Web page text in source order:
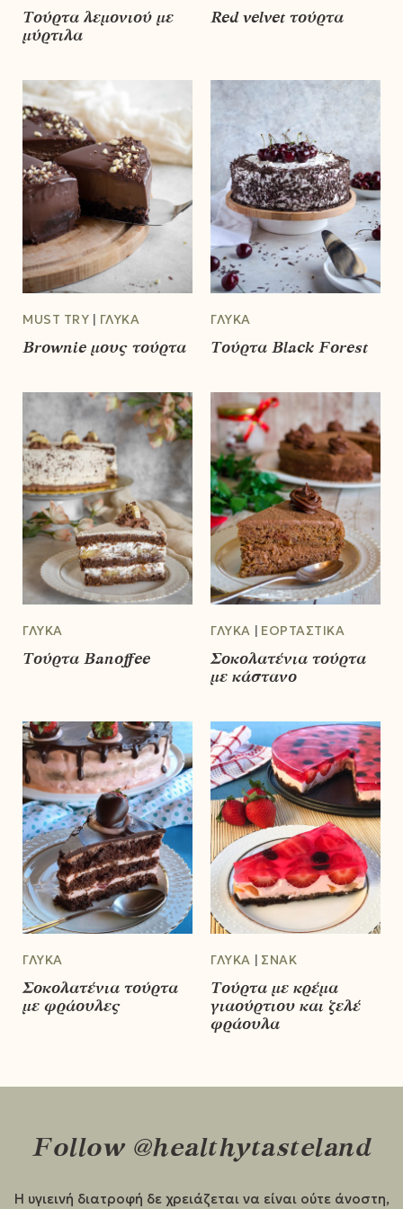
Τούρτα λεμονιού με
μύρτιλα
Red velvet τούρτα
MUST TRY ΓΛΥΚΆ
Brownie μους τούρτα
ΓΛΥΚΆ
Τούρτα Black Forest
ΓΛΥΚΆ
Τούρτα Banoffee
ΓΛΥΚΆ ΕΟΡΤΑΣΤΙΚΆ
Σοκολατένια τούρτα
με κάστανο
ΓΛΥΚΆ
Σοκολατένια τούρτα
με φράουλες
ΓΛΥΚΆ ΣΝΑΚ
Τούρτα με κρέμα
γιαούρτιου και ζελέ
φράουλα
Follow @healthytasteland
Η υγιεινή διατροφή δε χρειάζεται να είναι ούτε άνοστη,